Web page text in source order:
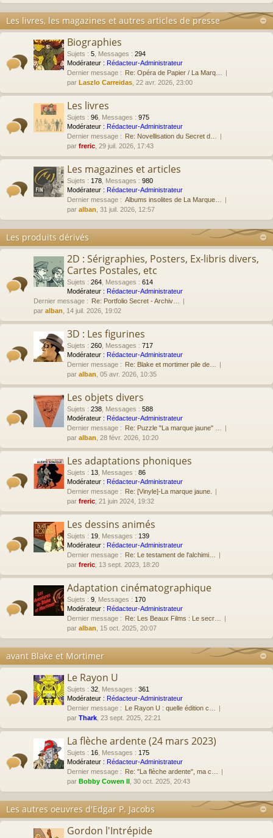
Les livres, les magazines et autres articles de presse
Biographies
Sujets : 5 Messages : 294
Modérateur : Rédacteur-Administrateur
Dernier message : Re: Opéra de Papier / La Marq…
par Laszlo Carreidas , 22 avr. 2026, 23:00
Les livres
Sujets : 96 Messages : 975
Modérateur : Rédacteur-Administrateur
Dernier message : Re: Novellisation du Secret d…
par freric , 29 juil. 2026, 17:43
Les magazines et articles
Sujets : 178 Messages : 980
Modérateur : Rédacteur-Administrateur
Dernier message : Albums insolites de La Marque…
par alban , 31 juil. 2026, 12:57
Les produits dérivés
2D : Sérigraphies, Posters, Ex-libris divers,
Cartes Postales, etc
Sujets : 264 Messages : 614
Modérateur : Rédacteur-Administrateur
Dernier message : Re: Portfolio Secret - Archiv…
par alban , 14 juil. 2026, 19:02
3D : Les figurines
Sujets : 260 Messages : 717
Modérateur : Rédacteur-Administrateur
Dernier message : Re: Blake et mortimer pile de…
par alban , 05 avr. 2026, 10:35
Les objets divers
Sujets : 238 Messages : 588
Modérateur : Rédacteur-Administrateur
Dernier message : Re: Puzzle "La marque jaune" …
par alban , 28 févr. 2026, 10:20
Les adaptations phoniques
Sujets : 13 Messages : 86
Modérateur : Rédacteur-Administrateur
Dernier message : Re: [Vinyle]-La marque jaune.
par freric , 21 juin 2024, 19:32
Les dessins animés
Sujets : 19 Messages : 139
Modérateur : Rédacteur-Administrateur
Dernier message : Re: Le testament de l'alchimi…
par freric , 13 sept. 2023, 18:20
Adaptation cinématographique
Sujets : 9 Messages : 170
Modérateur : Rédacteur-Administrateur
Dernier message : Re: Les Beaux Films : Le secr…
par alban , 15 oct. 2025, 20:07
avant Blake et Mortimer
Le Rayon U
Sujets : 32 Messages : 361
Modérateur : Rédacteur-Administrateur
Dernier message : Le Rayon U : quelle édition c…
par Thark , 23 sept. 2025, 22:21
La flèche ardente (24 mars 2023)
Sujets : 16 Messages : 175
Modérateur : Rédacteur-Administrateur
Dernier message : Re: "La flèche ardente", ma c…
par Bobby Cowen II , 30 oct. 2025, 20:43
Les autres oeuvres d'Edgar P. Jacobs
Gordon l'Intrépide